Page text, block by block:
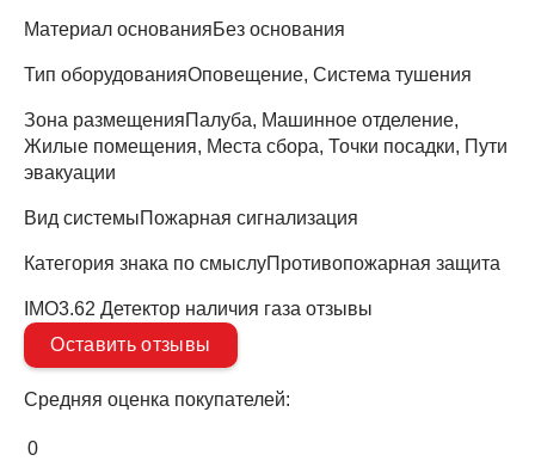
Материал основанияБез основания
Тип оборудованияОповещение, Система тушения
Зона размещенияПалуба, Машинное отделение,
Жилые помещения, Места сбора, Точки посадки, Пути
эвакуации
Вид системыПожарная сигнализация
Категория знака по смыслуПротивопожарная защита
IMO3.62 Детектор наличия газа отзывы
Оставить отзывы
Средняя оценка покупателей:
0